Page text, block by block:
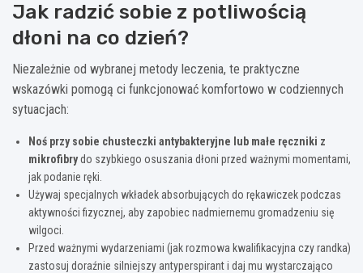
Jak radzić sobie z potliwością
dłoni na co dzień?
Niezależnie od wybranej metody leczenia, te praktyczne
wskazówki pomogą ci funkcjonować komfortowo w codziennych
sytuacjach:
Noś przy sobie chusteczki antybakteryjne lub małe ręczniki z
mikrofibrydo szybkiego osuszania dłoni przed ważnymi momentami,
jak podanie ręki.
Używaj specjalnych wkładek absorbujących do rękawiczek podczas
aktywności fizycznej, aby zapobiec nadmiernemu gromadzeniu się
wilgoci.
Przed ważnymi wydarzeniami (jak rozmowa kwalifikacyjna czy randka)
zastosuj doraźnie silniejszy antyperspirant i daj mu wystarczająco